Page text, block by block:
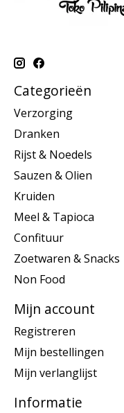
Categorieën
Verzorging
Dranken
Rijst & Noedels
Sauzen & Olien
Kruiden
Meel & Tapioca
Confituur
Zoetwaren & Snacks
Non Food
Mijn account
Registreren
Mijn bestellingen
Mijn verlanglijst
Informatie